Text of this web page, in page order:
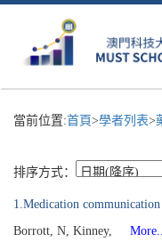
當前位置:首頁>學者列表>
排序方式：
1.Medication
Borrott, N, Kinney,